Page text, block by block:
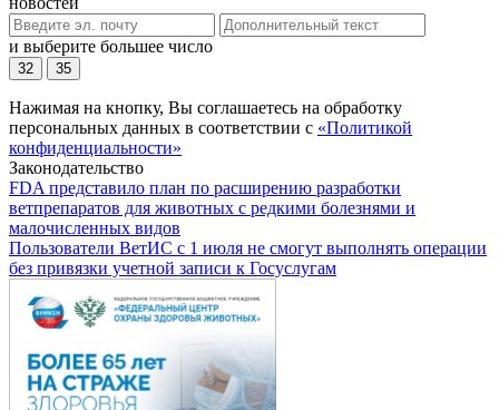
и выберите большее число
32 35
Нажимая на кнопку, Вы соглашаетесь на обработку
персональных данных в соответствии с «Политикой
конфиденциальности»
Законодательство
FDA представило план по расширению разработки
ветпрепаратов для животных с редкими болезнями и
малочисленных видов
Пользователи ВетИС с 1 июля не смогут выполнять операции
без привязки учетной записи к Госуслугам